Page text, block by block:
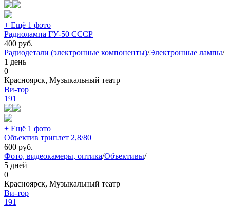
+ Ещё 1 фото
Радиолампа ГУ-50 СССР
400 руб.
Радиодетали (электронные компоненты)/Электронные лампы/
1 день
0
Красноярск, Музыкальный театр
Ви-тор
191
+ Ещё 1 фото
Объектив триплет 2,8/80
600 руб.
Фото, видеокамеры, оптика/Объективы/
5 дней
0
Красноярск, Музыкальный театр
Ви-тор
191